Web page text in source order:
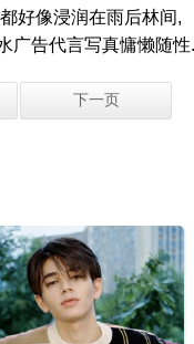
好像浸润在雨后林间,
广告代言写真慵懒随性
下一页